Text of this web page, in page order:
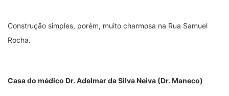
Construção simples, porém, muito charmosa na Rua Samuel
Rocha.
Casa do médico Dr. Adelmar da Silva Neiva (Dr. Maneco)